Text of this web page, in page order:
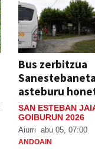
Bus zerbitzua
asteburu
SAN ESTEBAN
GOIBURUN 2026
Aiurri abu 05, 07:00
ANDOAIN